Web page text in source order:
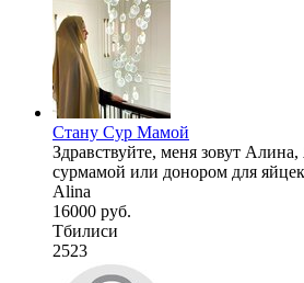
Стану Сур Мамой
Здравствуйте, меня зовут Алина,
сурмамой или донором для
Alina
16000 руб.
Тбилиси
2523